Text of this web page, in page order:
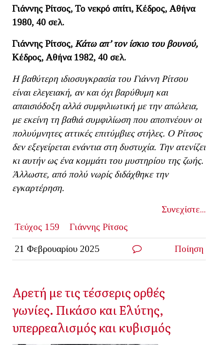
Γιάννης Ρίτσος, Το νεκρό σπίτι, Κέδρος, Αθήνα
1980, 40 σελ.
Γιάννης Ρίτσος, Κάτω απ’ τον ίσκιο του βουνού,
Κέδρος, Αθήνα 1982, 40 σελ.
Η βαθύτερη ιδιοσυγκρασία του Γιάννη Ρίτσου
είναι ελεγειακή, αν και όχι βαρύθυμη και
απαισιόδοξη αλλά συμφιλιωτική με την απώλεια,
με εκείνη τη βαθιά συμφιλίωση που αποπνέουν οι
πολυύμνητες αττικές επιτύμβιες στήλες. Ο Ρίτσος
δεν εξεγείρεται ενάντια στη δυστυχία. Την ατενίζει
κι αυτήν ως ένα κομμάτι του μυστηρίου της ζωής.
Άλλωστε, από πολύ νωρίς διδάχθηκε την
εγκαρτέρηση.
Συνεχίστε...
Τεύχος 159
Γιάννης Ρίτσος
21 Φεβρουαρίου 2025 Ποίηση
Αρετή με τις τέσσερις ορθές
γωνίες. Πικάσο και Ελύτης,
υπερρεαλισμός και κυβισμός